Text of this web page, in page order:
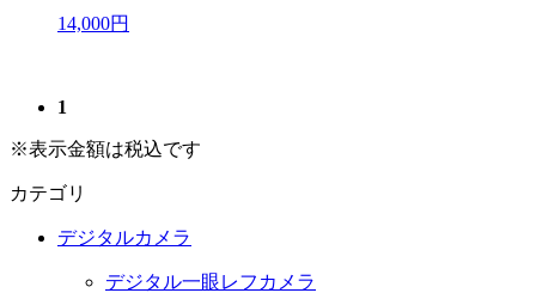
14,000円
1
※表示金額は税込です
カテゴリ
デジタルカメラ
デジタル一眼レフカメラ